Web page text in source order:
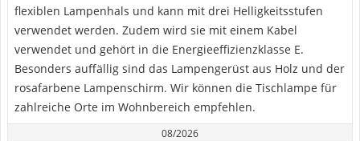
flexiblen Lampenhals und kann mit drei Helligkeitsstufen
verwendet werden. Zudem wird sie mit einem Kabel
verwendet und gehört in die Energieeffizienzklasse E.
Besonders auffällig sind das Lampengerüst aus Holz und der
rosafarbene Lampenschirm. Wir können die Tischlampe für
zahlreiche Orte im Wohnbereich empfehlen.
08/2026